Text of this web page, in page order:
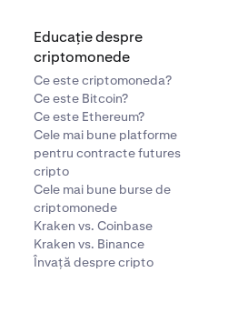
Educație despre
criptomonede
Ce este criptomoneda?
Ce este Bitcoin?
Ce este Ethereum?
Cele mai bune platforme
pentru contracte futures
cripto
Cele mai bune burse de
criptomonede
Kraken vs. Coinbase
Kraken vs. Binance
Învață despre cripto